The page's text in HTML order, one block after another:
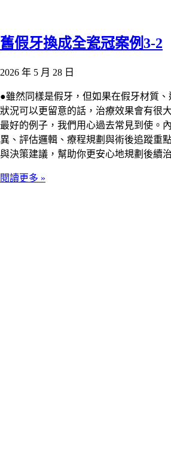
舊假牙換成全瓷冠案例3-2
2026 年 5 月 28 日
●雖然同樣是假牙，但如果在假牙材質
狀況可以更留意的話，治療效果會有很
最好的例子，我們用心過去常見到使。
異、評估邏輯、療程規劃與術後追蹤重
與決策建議，幫助你更安心地規劃後續
閱讀更多 »